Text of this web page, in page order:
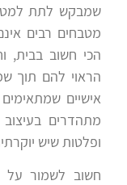
שמבקש לתת
מטבחים רבים
הכי חשוב בבית,
הראוי להם תוך
אישיים
מתהדרים בעיצוב
ופלטות שיש
חשוב לשמור על